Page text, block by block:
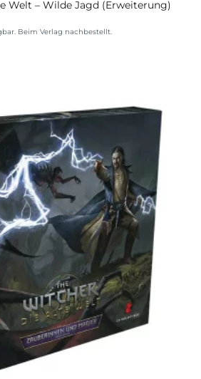
Welt – Wilde Jagd (Erweiterung)
Beim Verlag nachbestellt.